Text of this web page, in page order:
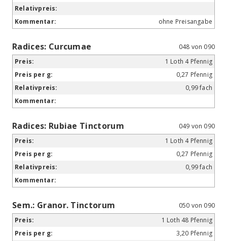
ohne Preisangabe
Radices: Curcumae
048 von 090
1 Loth 4 Pfennig
0,27 Pfennig
0,99 fach
Radices: Rubiae Tinctorum
049 von 090
1 Loth 4 Pfennig
0,27 Pfennig
0,99 fach
Sem.: Granor. Tinctorum
050 von 090
1 Loth 48 Pfennig
3,20 Pfennig